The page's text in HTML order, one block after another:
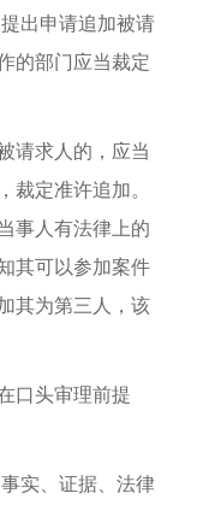
出申请追加被请
的部门应当裁定
请求人的，应当
定准许追加。
事人有法律上的
其可以参加案件
其为第三人，该
口头审理前提
实、证据、法律